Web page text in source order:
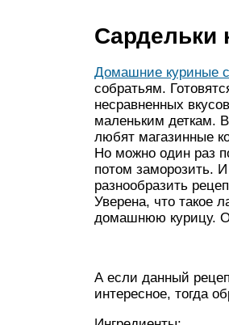
Сардельки
Домашние куриные
собратьям.
несравненных
маленьким деткам.
любят магазинные
Но можно один раз
потом заморозить.
разнообразить
Уверена, что такое
домашнюю курицу.
А если данный
интересное, тогда